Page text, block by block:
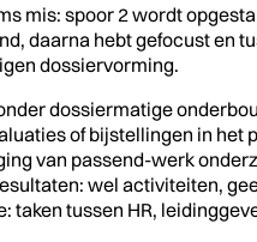
mis: spoor 2 wordt
daarna hebt gefocust en
dossiervorming.
dossiermatige
of bijstellingen in het
van passend-werk
wel activiteiten,
taken tussen HR,